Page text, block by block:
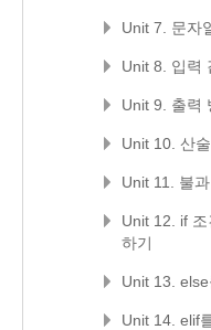
Unit 7. 문자
Unit 8. 입력
Unit 9. 출력
Unit 10. 산
Unit 11. 불
Unit 12. if
하기
Unit 13.
Unit 14. elif